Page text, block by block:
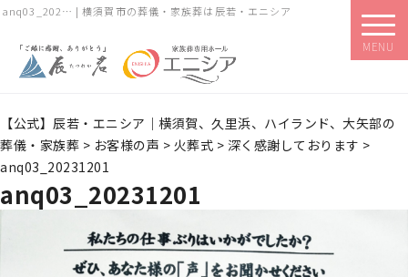
anq03_202… | 横須賀市の葬儀・家族葬は辰若・エニシア
MENU
【公式】辰若・エニシア｜横須賀、久里浜、ハイランド、大矢部の
葬儀・家族葬 > お客様の声 > 火葬式 > 深く感謝しております >
anq03_20231201
anq03_20231201